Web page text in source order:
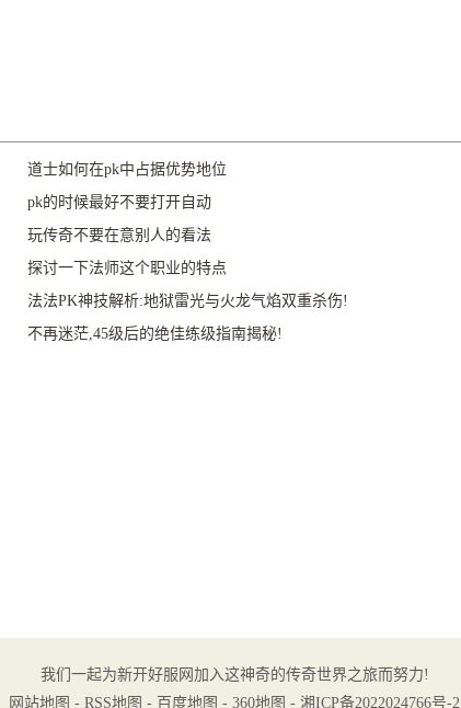
道士如何在pk中占据优势地位
pk的时候最好不要打开自动
玩传奇不要在意别人的看法
探讨一下法师这个职业的特点
法法PK神技解析:地狱雷光与火龙气焰双重杀伤!
不再迷茫,45级后的绝佳练级指南揭秘!
我们一起为新开好服网加入这神奇的传奇世界之旅而努力!
网站地图 - RSS地图 - 百度地图 - 360地图 - 湘ICP备2022024766号-2